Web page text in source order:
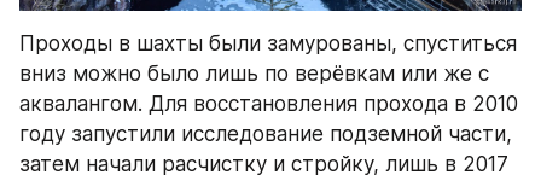
Проходы в шахты были замурованы, спуститься
вниз можно было лишь по верёвкам или же с
аквалангом. Для восстановления прохода в 2010
году запустили исследование подземной части,
затем начали расчистку и стройку, лишь в 2017